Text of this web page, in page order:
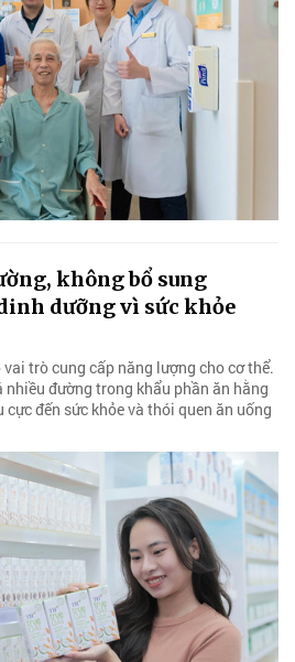
không bổ sung
dưỡng vì sức khỏe
trò cung cấp năng lượng cho cơ thể.
nhiều đường trong khẩu phần ăn hằng
đến sức khỏe và thói quen ăn uống